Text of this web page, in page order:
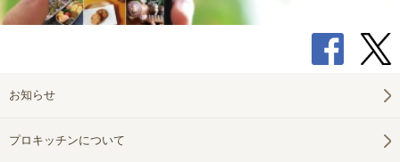
お知らせ
プロキッチンについて